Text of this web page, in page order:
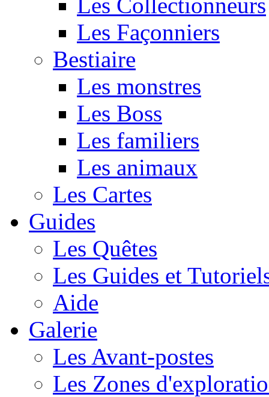
Les Façonniers
Bestiaire
Les monstres
Les Boss
Les familiers
Les animaux
Les Cartes
Guides
Les Quêtes
Les Guides et
Aide
Galerie
Les Avant-postes
Les Zones